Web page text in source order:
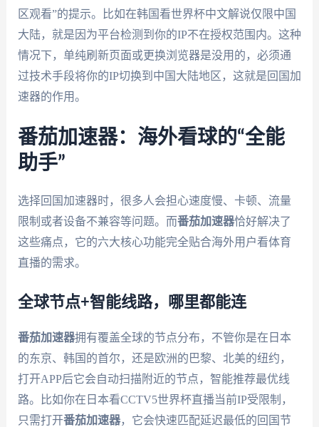
区观看”的提示。比如在韩国看世界杯中文解说仅限中国
大陆，就是因为平台检测到你的IP不在授权范围内。这种
情况下，单纯刷新页面或更换浏览器是没用的，必须通
过技术手段将你的IP切换到中国大陆地区，这就是回国加
速器的作用。
番茄加速器：海外看球的“全能
助手”
选择回国加速器时，很多人会担心速度慢、卡顿、流量
限制或者设备不兼容等问题。而番茄加速器恰好解决了
这些痛点，它的六大核心功能完全贴合海外用户看体育
直播的需求。
全球节点+智能线路，哪里都能连
番茄加速器拥有覆盖全球的节点分布，不管你是在日本
的东京、韩国的首尔，还是欧洲的巴黎、北美的纽约，
打开APP后它会自动扫描附近的节点，智能推荐最优线
路。比如你在日本看CCTV5世界杯直播当前IP受限制，
只需打开番茄加速器，它会快速匹配延迟最低的回国节